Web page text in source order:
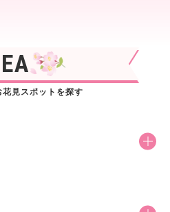
見スポットを探す